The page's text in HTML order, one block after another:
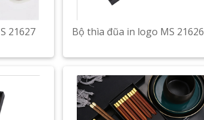
21627 Bộ thìa đũa in logo MS 21626